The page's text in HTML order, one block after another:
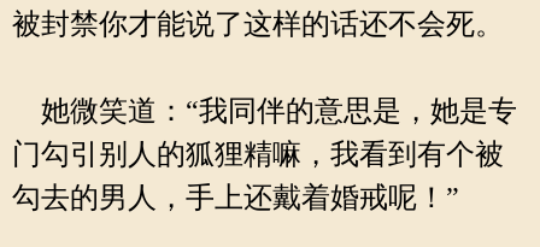
被封禁你才能说了这样的话还不会死。
她微笑道：“我同伴的意思是，她是专
门勾引别人的狐狸精嘛，我看到有个被
勾去的男人，手上还戴着婚戒呢！”